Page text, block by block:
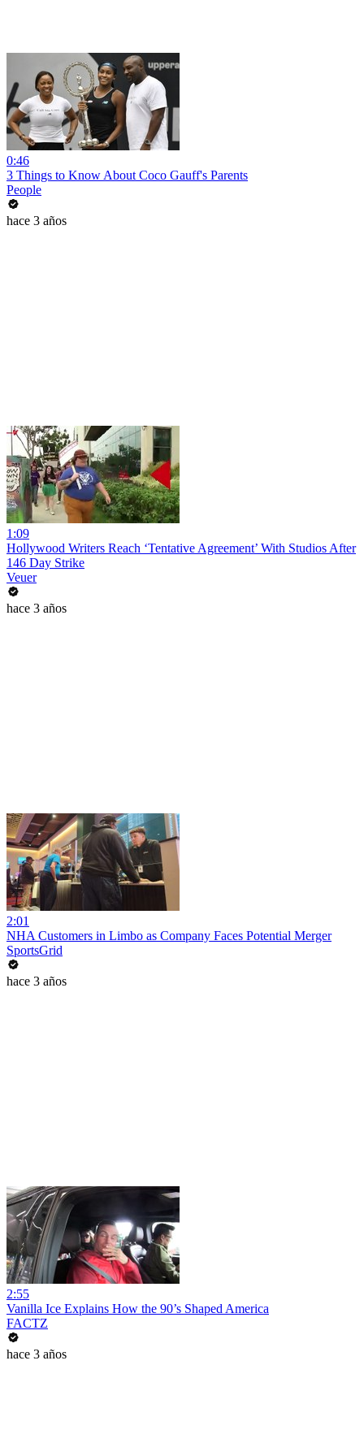
0:46
3 Things to Know About Coco Gauff's Parents
People
hace 3 años
1:09
Hollywood Writers Reach ‘Tentative Agreement’ With Studios After
146 Day Strike
Veuer
hace 3 años
2:01
NHA Customers in Limbo as Company Faces Potential Merger
SportsGrid
hace 3 años
2:55
Vanilla Ice Explains How the 90’s Shaped America
FACTZ
hace 3 años